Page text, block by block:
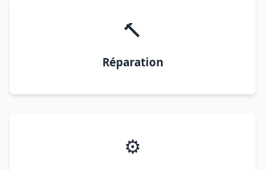
🔨
Réparation
⚙️